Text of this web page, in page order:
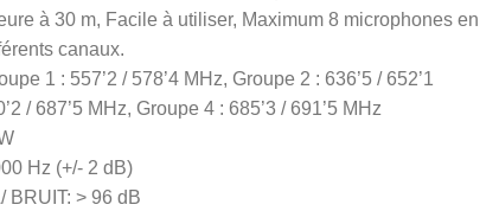
à 30 m, Facile à utiliser, Maximum 8 microphones en
canaux.
1 : 557’2 / 578’4 MHz, Groupe 2 : 636’5 / 652’1
/ 687’5 MHz, Groupe 4 : 685’3 / 691’5 MHz
Hz (+/- 2 dB)
BRUIT: > 96 dB